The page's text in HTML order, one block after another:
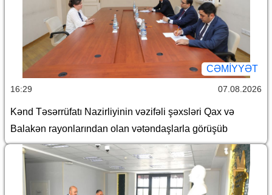
CƏMİYYƏT
16:29 07.08.2026
Kənd Təsərrüfatı Nazirliyinin vəzifəli şəxsləri Qax və
Balakən rayonlarından olan vətəndaşlarla görüşüb